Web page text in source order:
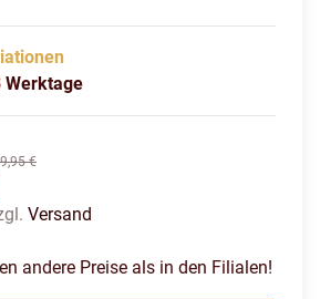
Werktage
€
Versand
andere Preise als in den Filialen!